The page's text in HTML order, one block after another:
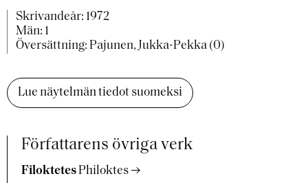
Skrivandeår: 1972
Män: 1
Översättning: Pajunen, Jukka-Pekka (0)
Lue näytelmän tiedot suomeksi
Författarens övriga verk
Filoktetes Philoktes